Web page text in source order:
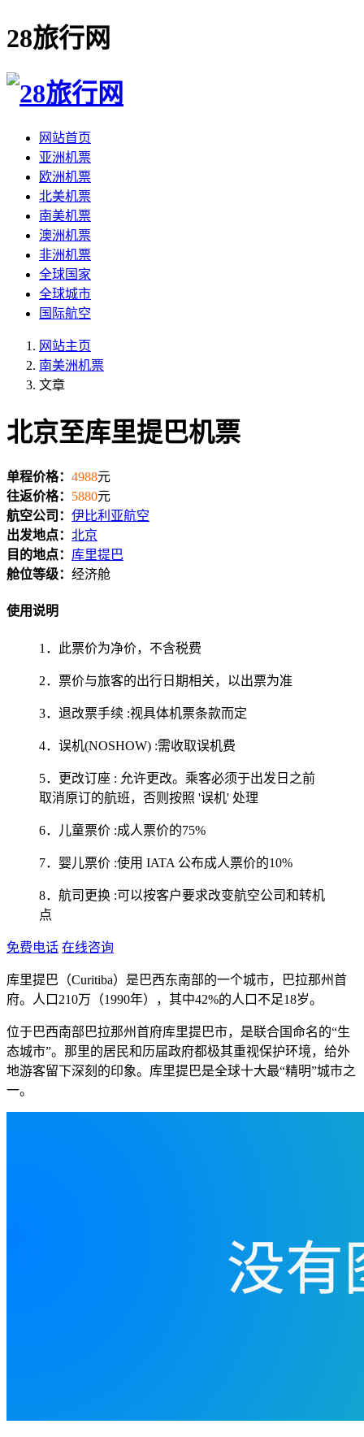
28旅行网
网站首页
亚洲机票
欧洲机票
北美机票
南美机票
澳洲机票
非洲机票
全球国家
全球城市
国际航空
网站主页
南美洲机票
文章
北京至库里提巴机票
单程价格： 4988元
往返价格： 5880元
航空公司： 伊比利亚航空
出发地点： 北京
目的地点： 库里提巴
舱位等级： 经济舱
使用说明
1．此票价为净价，不含税费
2．票价与旅客的出行日期相关，以出票为准
3．退改票手续 :视具体机票条款而定
4．误机(NOSHOW) :需收取误机费
5．更改订座 : 允许更改。乘客必须于出发日之前
取消原订的航班，否则按照 '误机' 处理
6．儿童票价 :成人票价的75%
7．婴儿票价 :使用 IATA 公布成人票价的10%
8．航司更换 :可以按客户要求改变航空公司和转机
点
免费电话 在线咨询
库里提巴（Curitiba）是巴西东南部的一个城市，巴拉那州首
府。人口210万（1990年），其中42%的人口不足18岁。
位于巴西南部巴拉那州首府库里提巴市，是联合国命名的“生
态城市”。那里的居民和历届政府都极其重视保护环境，给外
地游客留下深刻的印象。库里提巴是全球十大最“精明”城市之
一。